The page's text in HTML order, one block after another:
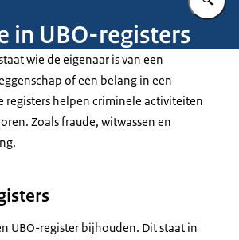
in UBO-registers
wie de eigenaar is van een
of een belang in een
registers helpen criminele activiteiten
Zoals fraude, witwassen en
UBO-register bijhouden. Dit staat in